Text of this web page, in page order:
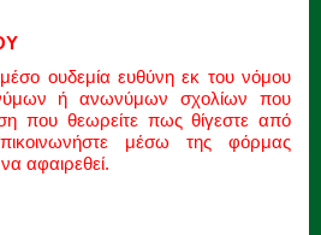
ουδεμία ευθύνη εκ του νόμου
ή ανωνύμων σχολίων που
που θεωρείτε πως θίγεστε από
μέσω της φόρμας
αφαιρεθεί.